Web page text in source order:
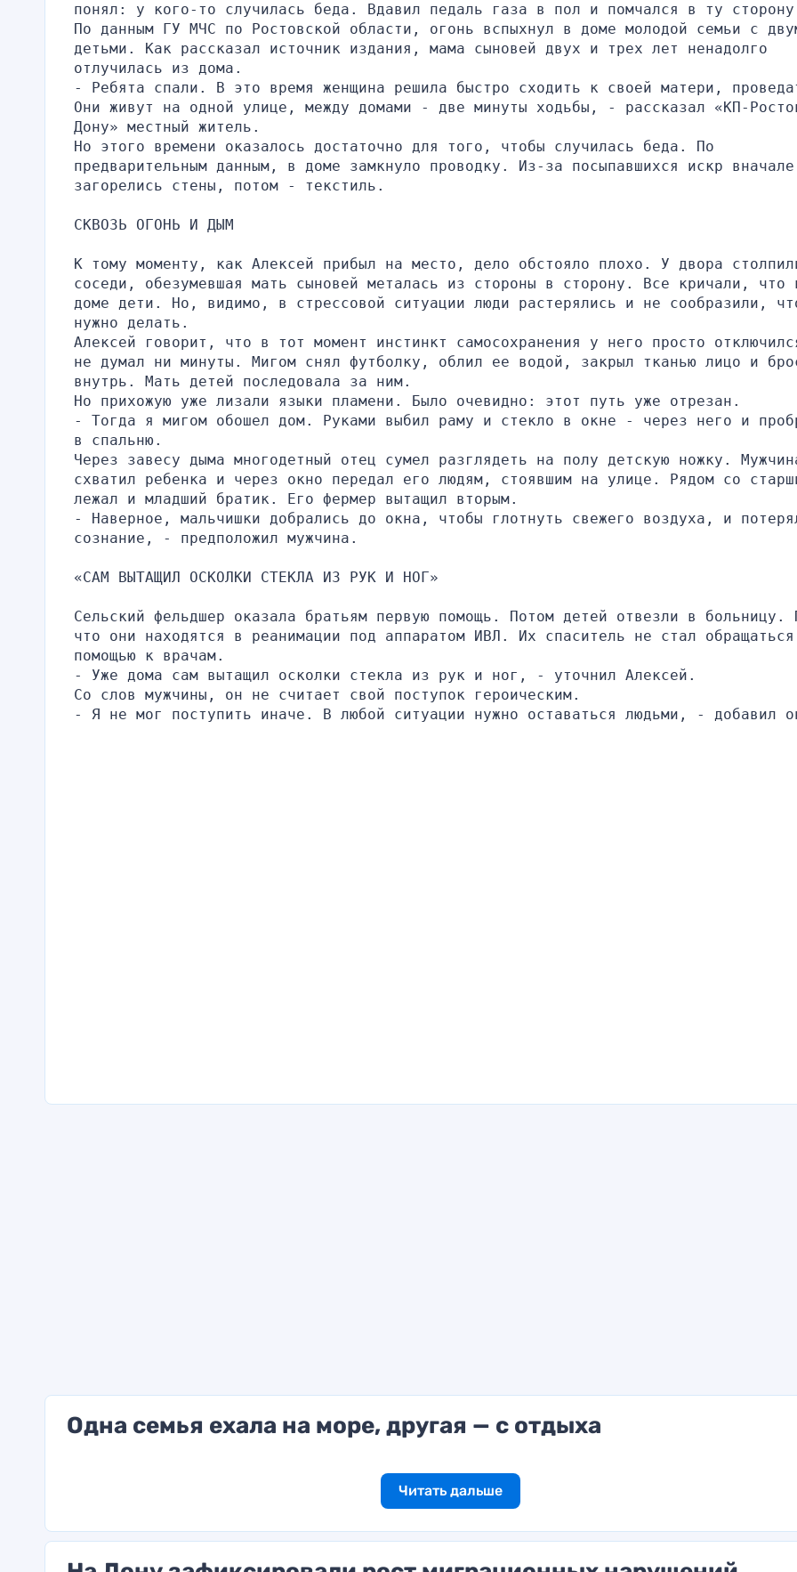
понял: у кого-то случилась беда. Вдавил педаль газа в пол и помчался в ту
По данным ГУ МЧС по Ростовской области, огонь вспыхнул в доме молодой семьи с
детьми. Как рассказал источник издания, мама сыновей двух и трех лет ненадолго
отлучилась из дома.
- Ребята спали. В это время женщина решила быстро сходить к своей матери,
Они живут на одной улице, между домами - две минуты ходьбы, - рассказал «КП-
Дону» местный житель.
Но этого времени оказалось достаточно для того, чтобы случилась беда. По
предварительным данным, в доме замкнуло проводку. Из-за посыпавшихся искр вначале
загорелись стены, потом - текстиль.
СКВОЗЬ ОГОНЬ И ДЫМ
К тому моменту, как Алексей прибыл на место, дело обстояло плохо. У двора
соседи, обезумевшая мать сыновей металась из стороны в сторону. Все кричали, что
доме дети. Но, видимо, в стрессовой ситуации люди растерялись и не сообразили,
нужно делать.
Алексей говорит, что в тот момент инстинкт самосохранения у него просто
не думал ни минуты. Мигом снял футболку, облил ее водой, закрыл тканью лицо и
внутрь. Мать детей последовала за ним.
Но прихожую уже лизали языки пламени. Было очевидно: этот путь уже отрезан.
- Тогда я мигом обошел дом. Руками выбил раму и стекло в окне - через него и
в спальню.
Через завесу дыма многодетный отец сумел разглядеть на полу детскую ножку.
схватил ребенка и через окно передал его людям, стоявшим на улице. Рядом со
лежал и младший братик. Его фермер вытащил вторым.
- Наверное, мальчишки добрались до окна, чтобы глотнуть свежего воздуха, и
сознание, - предположил мужчина.
«САМ ВЫТАЩИЛ ОСКОЛКИ СТЕКЛА ИЗ РУК И НОГ»
Сельский фельдшер оказала братьям первую помощь. Потом детей отвезли в больницу.
что они находятся в реанимации под аппаратом ИВЛ. Их спаситель не стал
помощью к врачам.
- Уже дома сам вытащил осколки стекла из рук и ног, - уточнил Алексей.
Со слов мужчины, он не считает свой поступок героическим.
- Я не мог поступить иначе. В любой ситуации нужно оставаться людьми, - добавил
Одна семья ехала на море, другая — с отдыха
Читать дальше